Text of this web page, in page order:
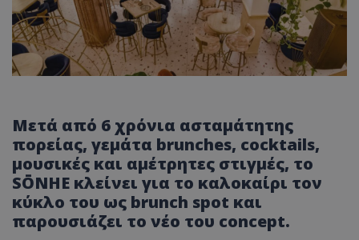
Μετά από 6 χρόνια ασταμάτητης
πορείας, γεμάτα brunches, cocktails,
μουσικές και αμέτρητες στιγμές, το
SŌNHE κλείνει για το καλοκαίρι τον
κύκλο του ως brunch spot και
παρουσιάζει το νέο του concept.